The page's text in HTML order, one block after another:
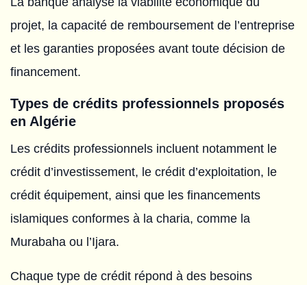
projet, la capacité de remboursement de l’entreprise
et les garanties proposées avant toute décision de
financement.
Types de crédits professionnels proposés
en Algérie
Les crédits professionnels incluent notamment le
crédit d’investissement, le crédit d’exploitation, le
crédit équipement, ainsi que les financements
islamiques conformes à la charia, comme la
Murabaha ou l’Ijara.
Chaque type de crédit répond à des besoins